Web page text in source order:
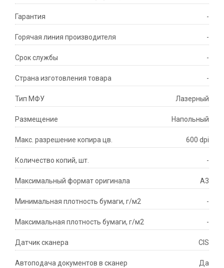
Гарантия -
Горячая линия производителя -
Срок службы -
Страна изготовления товара -
Тип МФУ Лазерный
Размещение Напольный
Макс. разрешение копира цв. 600 dpi
Количество копий, шт. -
Максимальный формат оригинала А3
Минимальная плотность бумаги, г/м2 -
Максимальная плотность бумаги, г/м2 -
Датчик сканера CIS
Автоподача документов в сканер Да